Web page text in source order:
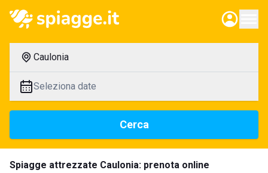
Caulonia
Seleziona date
Cerca
Spiagge attrezzate Caulonia: prenota online